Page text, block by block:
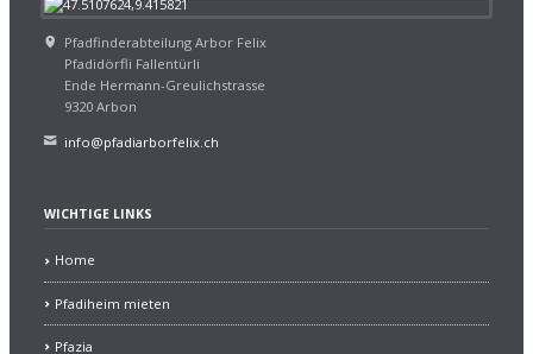
Pfadfinderabteilung Arbor Felix
Pfadidörfli Fallentürli
Ende Hermann-Greulichstrasse
9320 Arbon
info@pfadiarborfelix.ch
WICHTIGE LINKS
Home
Pfadiheim mieten
Pfazia